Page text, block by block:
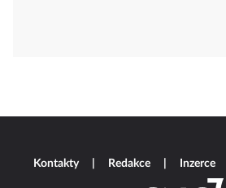
Kontakty Redakce Inzerce